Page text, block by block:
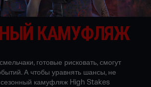
КАМУФЛЯЖ
готовые рисковать, смогут
А чтобы уравнять шансы, не
сезонный камуфляж High Stakes